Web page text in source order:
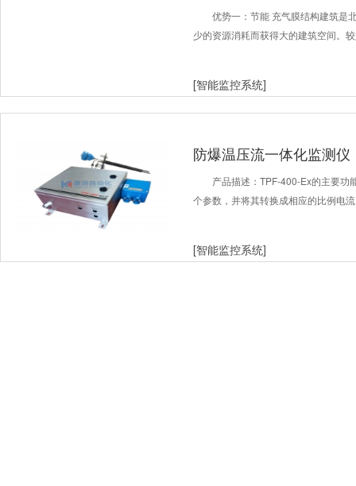
阁环境
优势一：节能 充气膜结构建筑是
少的资源消耗而获得大的建筑空间。
[智能监控系统]
防爆温压流一体化监测仪
产品描述：TPF-400-Ex的主要功
个参数，并将其转换成相应的比例电
[智能监控系统]